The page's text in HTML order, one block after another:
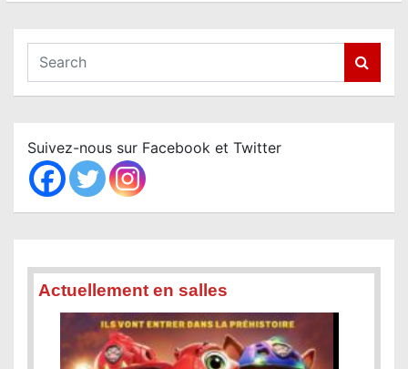
a
c
h
Suivez-nous sur Facebook et Twitter
Actuellement en salles